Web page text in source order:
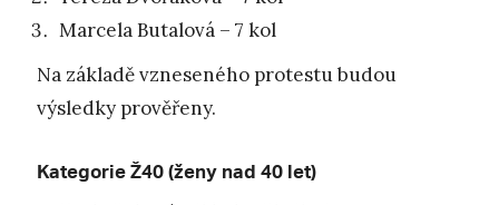
Marcela Butalová – 7 kol
Na základě vzneseného protestu budou
výsledky prověřeny.
Kategorie Ž40 (ženy nad 40 let)